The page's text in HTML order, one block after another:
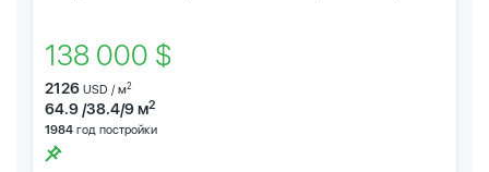
138 000 $
2126 USD / м2
64.9 /38.4/9 м2
1984 год постройки